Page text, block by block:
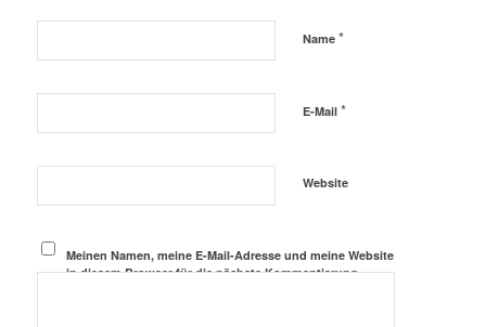
Name *
E-Mail *
Website
Meinen Namen, meine E-Mail-Adresse und meine Website
in diesem Browser für die nächste Kommentierung